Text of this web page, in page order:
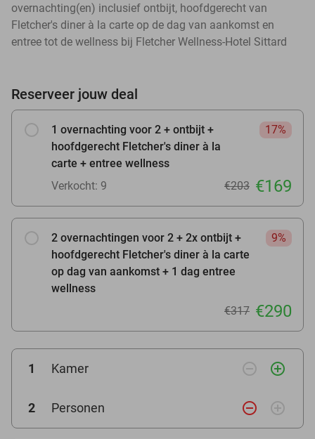
overnachting(en) inclusief ontbijt, hoofdgerecht van
Fletcher's diner à la carte op de dag van aankomst en
entree tot de wellness bij Fletcher Wellness-Hotel Sittard
Reserveer jouw deal
1 overnachting voor 2 + ontbijt +
hoofdgerecht Fletcher's diner à la
carte + entree wellness
17%
Verkocht: 9 €203 €169
2 overnachtingen voor 2 + 2x ontbijt +
hoofdgerecht Fletcher's diner à la carte
op dag van aankomst + 1 dag entree
wellness
9%
€317 €290
1 Kamer remove_circle_outline add_circle_outline
2 Personen remove_circle_outline add_circle_outline